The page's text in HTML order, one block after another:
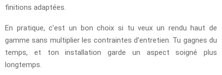
finitions adaptées.
En pratique, c’est un bon choix si tu veux un rendu haut de
gamme sans multiplier les contraintes d’entretien. Tu gagnes du
temps, et ton installation garde un aspect soigné plus
longtemps.